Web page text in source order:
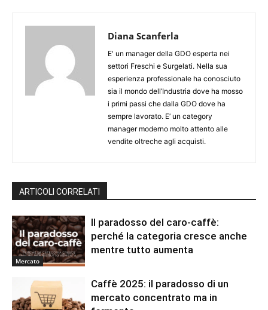
Diana Scanferla
E' un manager della GDO esperta nei
settori Freschi e Surgelati. Nella sua
esperienza professionale ha conosciuto
sia il mondo dell’Industria dove ha mosso
i primi passi che dalla GDO dove ha
sempre lavorato. E’ un category
manager moderno molto attento alle
vendite oltreche agli acquisti.
ARTICOLI CORRELATI
Mercato
Il paradosso del caro-caffè:
perché la categoria cresce anche
mentre tutto aumenta
Caffè 2025: il paradosso di un
mercato concentrato ma in